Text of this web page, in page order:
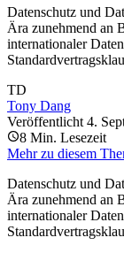
Datenschutz und
Ära zunehmend an
internationaler
TD
Tony Dang
Veröffentlicht 4.
8 Min. Lesezeit
Mehr zu diesem
Datenschutz und
Ära zunehmend an
internationaler